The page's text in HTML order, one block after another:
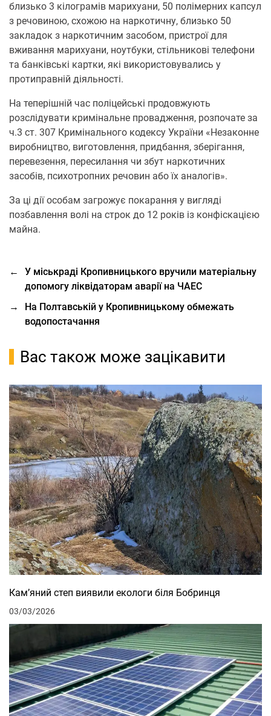
близько 3 кілограмів марихуани, 50 полімерних капсул
з речовиною, схожою на наркотичну, близько 50
закладок з наркотичним засобом, пристрої для
вживання марихуани, ноутбуки, стільникові телефони
та банківські картки, які використовувались у
протиправній діяльності.
На теперішній час поліцейські продовжують
розслідувати кримінальне провадження, розпочате за
ч.3 ст. 307 Кримінального кодексу України «Незаконне
виробництво, виготовлення, придбання, зберігання,
перевезення, пересилання чи збут наркотичних
засобів, психотропних речовин або їх аналогів».
За ці дії особам загрожує покарання у вигляді
позбавлення волі на строк до 12 років із конфіскацією
майна.
←
У міськраді Кропивницького вручили матеріальну
допомогу ліквідаторам аварії на ЧАЕС
→
На Полтавській у Кропивницькому обмежать
водопостачання
Вас також може зацікавити
Кам’яний степ виявили екологи біля Бобринця
03/03/2026